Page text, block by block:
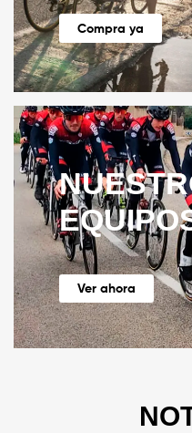
Compra ya
Ver ahora